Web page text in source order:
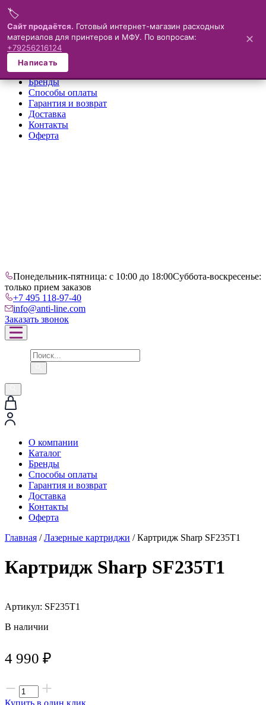
Меню
×
О компании
Каталог
Бренды
Способы оплаты
Гарантия и возврат
Доставка
Контакты
Оферта
Понедельник-пятница: с 10:00 до 18:00Суббота-воскресенье:
только прием заказов
+7 495 118-97-40
info@anti-line.com
Заказать звонок
О компании
Каталог
Бренды
Способы оплаты
Гарантия и возврат
Доставка
Контакты
Оферта
Главная /Лазерные картриджи / Картридж Sharp SF235T1
Картридж Sharp SF235T1
Артикул: SF235T1
В наличии
4 990 ₽
🏷️
Сайт продаётся. Готовый интернет-магазин расходных
материалов для принтеров и МФУ. По вопросам:
+79256216124
Написать
✕